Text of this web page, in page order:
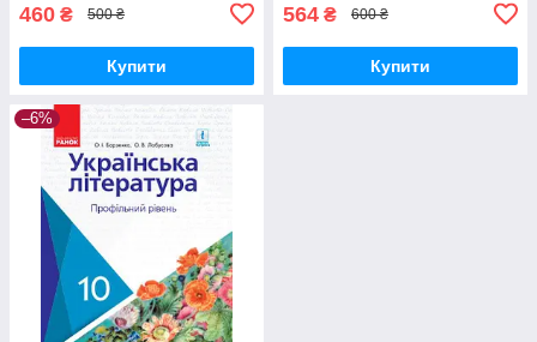
460 ₴ 500 ₴
Купити
564 ₴ 600 ₴
Купити
–6%